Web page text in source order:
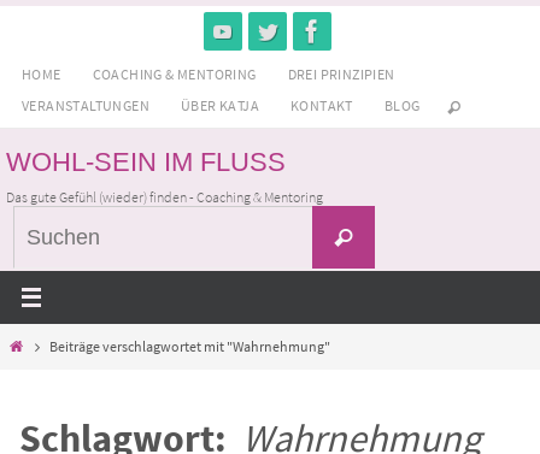
springen
HOME COACHING & MENTORING
DREI PRINZIPIEN
VERANSTALTUNGEN
ÜBER KATJA KONTAKT BLOG
WOHL-SEIN IM FLUSS
Das gute Gefühl (wieder) finden - Coaching & Mentoring
Suchen
HomeBeiträge verschlagwortet mit "Wahrnehmung"
Schlagwort: Wahrnehmung